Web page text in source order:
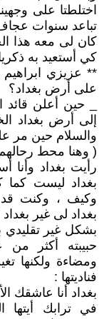
اختلطتا على
تباعد سنوات
كان لى معه هذا
كي أستعيد به
** عزيزي
على أرض بغداد؟
_ حين أعلن قائد
إلى أرض بغداد
والسلام حين مر
( وهنا محط
رأيت بغداد وأنا
بغداد ليست كما
وكيف ، وكنت قد
بغداد لى غير
بشكل غير تقليدي
حبيبته أكثر من
ومضاءة ولكنها
فناديتها :
بغداد أنا عاشقك
في ترابك